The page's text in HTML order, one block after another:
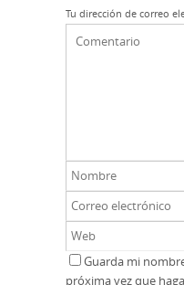
Tu dirección de correo
Guarda mi
próxima vez que